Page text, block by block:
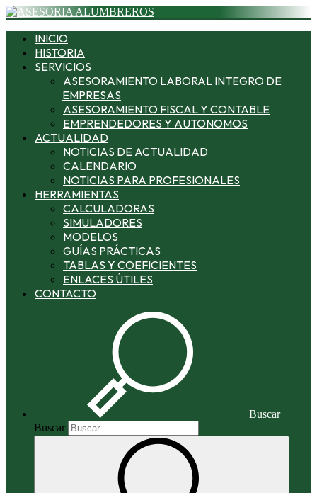
INICIO
HISTORIA
SERVICIOS
ASESORAMIENTO LABORAL INTEGRO DE
EMPRESAS
ASESORAMIENTO FISCAL Y CONTABLE
EMPRENDEDORES Y AUTONOMOS
ACTUALIDAD
NOTICIAS DE ACTUALIDAD
CALENDARIO
NOTICIAS PARA PROFESIONALES
HERRAMIENTAS
CALCULADORAS
SIMULADORES
MODELOS
GUÍAS PRÁCTICAS
TABLAS Y COEFICIENTES
ENLACES ÚTILES
CONTACTO
Buscar
Buscar